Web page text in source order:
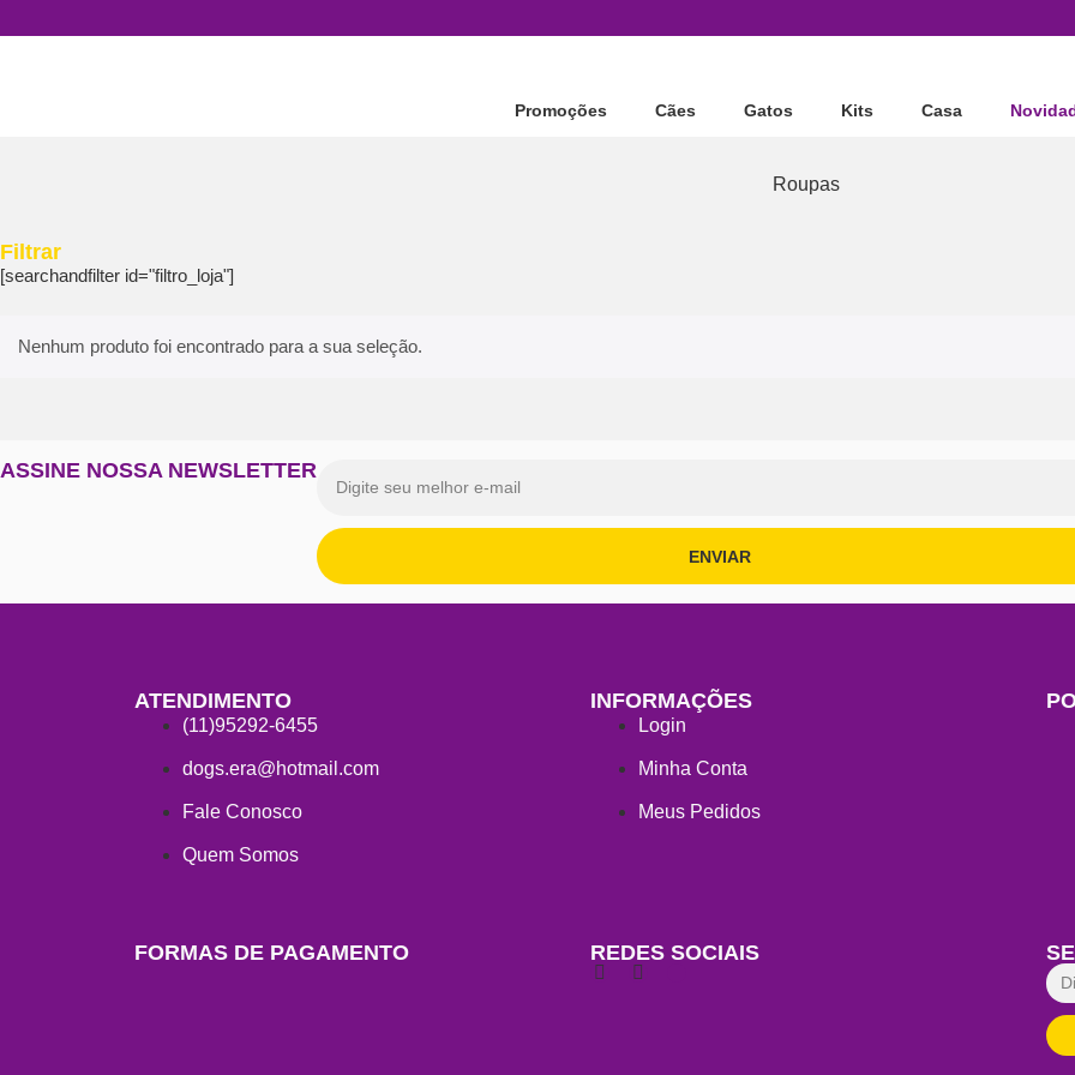
Promoções Cães Gatos Kits Casa
Roupas
Filtrar
[searchandfilter id="filtro_loja"]
Nenhum produto foi encontrado para a sua seleção.
ASSINE NOSSA NEWSLETTER
ENVIAR
ATENDIMENTO
(11)95292-6455
dogs.era@hotmail.com
Fale Conosco
Quem Somos
INFORMAÇÕES
Login
Minha Conta
Meus Pedidos
FORMAS DE PAGAMENTO REDES SOCIAIS